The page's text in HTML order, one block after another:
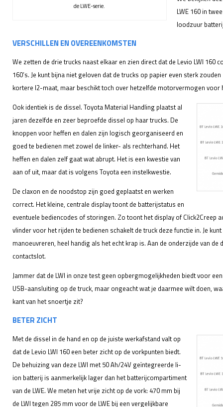
de LWE-serie.
LWE 160 in
loodzuur
VERSCHILLEN EN OVEREENKOMSTEN
We zetten de drie trucks naast elkaar en zien direct dat de Levio LWI 160
160’s. Je kunt bijna niet geloven dat de trucks op papier even sterk
kortere l2-maat, maar beschikt toch over hetzelfde motorvermogen voor
Ook identiek is de dissel. Toyota Material Handling plaatst al
jaren dezelfde en zeer beproefde dissel op haar trucks. De
knoppen voor heffen en dalen zijn logisch georganiseerd en
goed te bedienen met zowel de linker- als rechterhand. Het
heffen en dalen zelf gaat wat abrupt. Het is een kwestie van
aan of uit, maar dat is volgens Toyota een instelkwestie.
De claxon en de noodstop zijn goed geplaatst en werken
correct. Het kleine, centrale display toont de batterijstatus en
eventuele bediencodes of storingen. Zo toont het display of Click2Creep
vlinder voor het rijden te bedienen schakelt de truck deze functie in. Je
manoeuvreren, heel handig als het echt krap is. Aan de onderzijde van
contactslot.
Jammer dat de LWI in onze test geen opbergmogelijkheden biedt voor
USB-aansluiting op de truck, maar ongeacht wat je daarmee wilt doen,
kant van het snoertje zit?
BETER ZICHT
Met de dissel in de hand en op de juiste werkafstand valt op
dat de Levio LWI 160 een beter zicht op de vorkpunten biedt.
De behuizing van deze LWI met 50 Ah/24V geïntegreerde li-
ion batterij is aanmerkelijk lager dan het batterijcompartiment
van de LWE. We meten het vrije zicht op de vork: 470 mm bij
de LWI tegen 285 mm voor de LWE bij een vergelijkbare